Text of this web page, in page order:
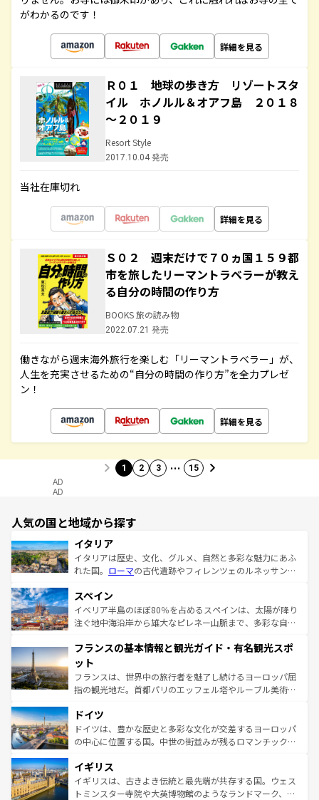
がわかるのです！
詳細を見る
Ｒ０１ 地球の歩き方 リゾートスタ
イル ホノルル＆オアフ島 ２０１８
～２０１９
Resort Style
2017.10.04 発売
当社在庫切れ
詳細を見る
Ｓ０２ 週末だけで７０ヵ国１５９都
市を旅したリーマントラベラーが教え
る自分の時間の作り方
BOOKS 旅の読み物
2022.07.21 発売
働きながら週末海外旅行を楽しむ「リーマントラベラー」が、
人生を充実させるための“自分の時間の作り方”を全力プレゼ
ン！
詳細を見る
1 2 3 … 15
AD
AD
人気の国と地域から探す
イタリア
イタリアは歴史、文化、グルメ、自然と多彩な魅力にあふ
れた国。 ローマの古代遺跡やフィレンツェのルネッサンス
ろん、トスカーナの美しい田園風景やアマルフィ海岸の絶
景など、自然景観も見逃せない。観光の合間には、本場の
ピザやパスタなど、絶品のイタリア料理を堪能することも
ませてくれるイタリアで、忘れられない旅をしてみよう！
なお、新着のイタリア情報は
しい。
スペイン
イベリア半島のほぼ80％を占めるスペインは、太陽が降り
注ぐ地中海沿岸から雄大なピレネー山脈まで、多彩な自然
文化が根付くこの国では、情熱的なフラメンコ、熱気あふ
れる闘牛、そして美味しいタパスが生活の一部となってい
る。首都マドリードの洗練された雰囲気や、バルセロナの
アートに溢れた街角から、地方では古代ローマ遺跡や中世
せる。地方によって風土や気候が異なるスペインはその個
性で訪れる人を魅了する。 なお、新着のスペイン情報は コ
ンテンツ一覧を参照してほしい。
フランスの基本情報と観光ガイド・有名観光スポ
ット
フランスは、世界中の旅行者を魅了し続けるヨーロッパ屈
指の観光地だ。首都パリのエッフェル塔やルーブル美術館
で、幅広い魅力が詰まっている。華麗な宮殿、歴史的な大
聖堂、美しいビーチ、そして豊かな自然が、訪れる者を心
から魅了する。また、フランスは美食の国としても知ら
いる。シャンパンの発祥地であるランス、プロヴァンスの
香り高いラベンダー畑など、多彩な楽しみ方が可能だ。さ
らに、パリ以外の地域にも魅力が溢れており、どの街角に
ドイツ
ドイツは、豊かな歴史と多彩な文化が交差するヨーロッパ
の中心に位置する国。中世の街並みが残るロマンチック街
顔を持つこの国は、どこを歩いても飽きることがない。ベ
ルリンの文化的活気、バイエルン州のアルプスの絶景、そ
してライン川沿いのワイン畑といった風景は必見。ビール
イギリス
イギリスは、古きよき伝統と最先端が共存する国。ウェス
トミンスター寺院や大英博物館のようなランドマーク、歴